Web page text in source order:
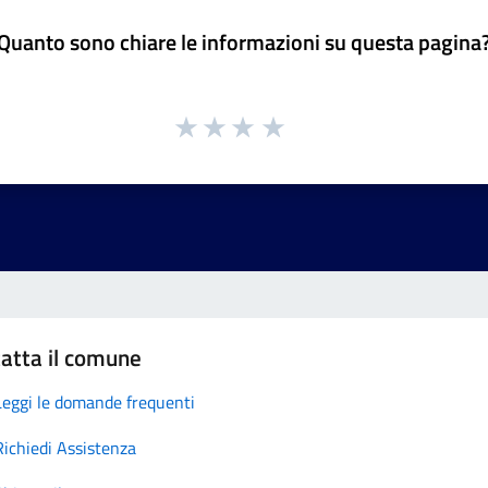
sono chiare le informazioni su questa
il comune
le domande frequenti
Assistenza